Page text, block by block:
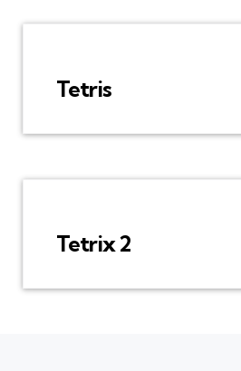
Tetris
Tetrix 2